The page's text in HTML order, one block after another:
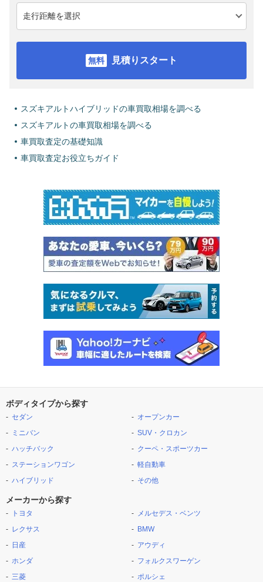
見積りスタート
スズキアルトハイブリッドの車買取相場を調べる
スズキアルトの車買取相場を調べる
車買取査定の基礎知識
車買取査定お役立ちガイド
ボディタイプから探す
セダン
ミニバン
ハッチバック
ステーションワゴン
ハイブリッド
オープンカー
SUV・クロカン
クーペ・スポーツカー
軽自動車
その他
メーカーから探す
トヨタ
レクサス
日産
ホンダ
三菱
メルセデス・ベンツ
BMW
アウディ
フォルクスワーゲン
ポルシェ